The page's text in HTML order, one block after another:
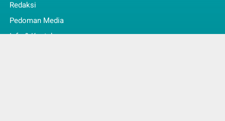
Redaksi
Pedoman Media
Info & Kontak